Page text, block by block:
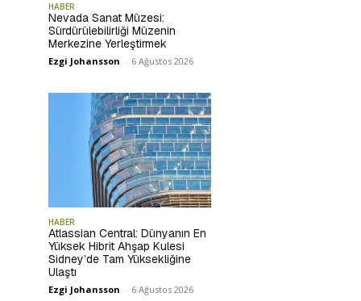
HABER
Nevada Sanat Müzesi:
Sürdürülebilirliği Müzenin
Merkezine Yerleştirmek
Ezgi Johansson - 6 Ağustos 2026
HABER
Atlassian Central: Dünyanın En
Yüksek Hibrit Ahşap Kulesi
Sidney’de Tam Yüksekliğine
Ulaştı
Ezgi Johansson - 6 Ağustos 2026